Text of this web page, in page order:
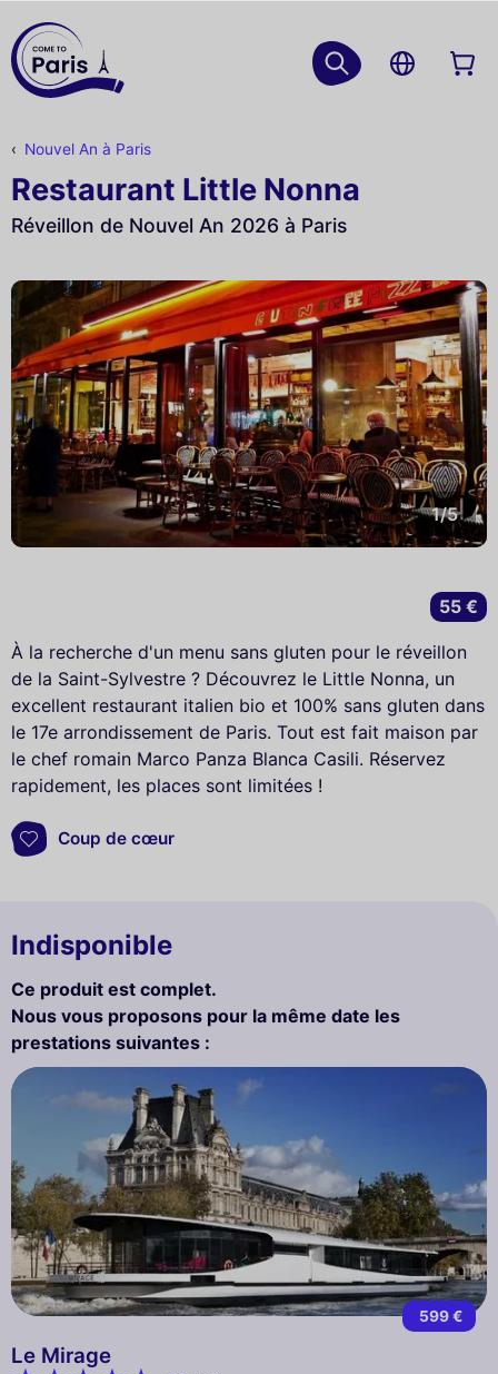
Nouvel An à Paris
Restaurant Little Nonna
Réveillon de Nouvel An 2026 à Paris
1/5
À la recherche d'un menu sans gluten pour le réveillon
de la Saint-Sylvestre ? Découvrez le Little Nonna, un
excellent restaurant italien bio et 100% sans gluten dans
le 17e arrondissement de Paris. Tout est fait maison par
le chef romain Marco Panza Blanca Casili. Réservez
rapidement, les places sont limitées !
Coup de cœur
55 €
Indisponible
Ce produit est complet.
Nous vous proposons pour la même date les
prestations suivantes :
599 €
Le Mirage